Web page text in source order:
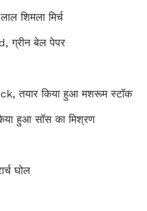
शिमला मिर्च
ग्रीन बेल पेपर
तयार किया हुआ मशरूम स्टॉक
हुआ सॉस का मिश्रण
घोल